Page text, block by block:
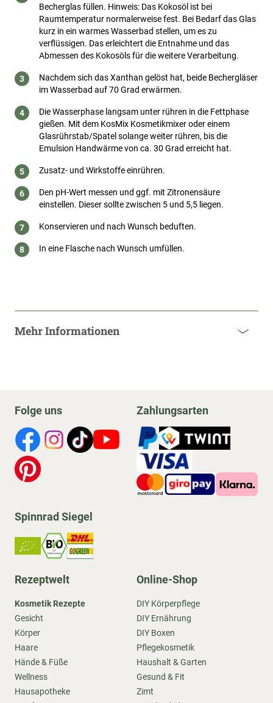
Becherglas füllen. Hinweis: Das Kokosöl ist bei
Raumtemperatur normalerweise fest. Bei Bedarf das Glas
kurz in ein warmes Wasserbad stellen, um es zu
verflüssigen. Das erleichtert die Entnahme und das
Abmessen des Kokosöls für die weitere Verarbeitung.
Nachdem sich das Xanthan gelöst hat, beide Bechergläser
im Wasserbad auf 70 Grad erwärmen.
Die Wasserphase langsam unter rühren in die Fettphase
gießen. Mit dem KosMix Kosmetikmixer oder einem
Glasrührstab/Spatel solange weiter rühren, bis die
Emulsion Handwärme von ca. 30 Grad erreicht hat.
Zusatz- und Wirkstoffe einrühren.
Den pH-Wert messen und ggf. mit Zitronensäure
einstellen. Dieser sollte zwischen 5 und 5,5 liegen.
Konservieren und nach Wunsch beduften.
In eine Flasche nach Wunsch umfüllen.
Mehr Informationen
Folge uns Zahlungsarten
Spinnrad Siegel
Rezeptwelt
Kosmetik Rezepte
Gesicht
Körper
Haare
Hände & Füße
Wellness
Hausapotheke
Online-Shop
DIY Körperpflege
DIY Ernährung
DIY Boxen
Pflegekosmetik
Haushalt & Garten
Gesund & Fit
Zimt